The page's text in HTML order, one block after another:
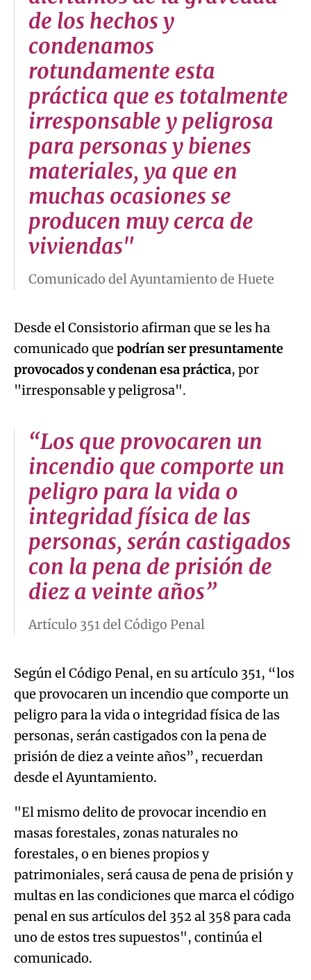
de los hechos y
condenamos
rotundamente esta
práctica que es totalmente
irresponsable y peligrosa
para personas y bienes
materiales, ya que en
muchas ocasiones se
producen muy cerca de
viviendas"
Comunicado del Ayuntamiento de Huete
Desde el Consistorio afirman que se les ha
comunicado que podrían ser presuntamente
provocados y condenan esa práctica, por
"irresponsable y peligrosa".
“Los que provocaren un
incendio que comporte un
peligro para la vida o
integridad física de las
personas, serán castigados
con la pena de prisión de
diez a veinte años”
Artículo 351 del Código Penal
Según el Código Penal, en su artículo 351, “los
que provocaren un incendio que comporte un
peligro para la vida o integridad física de las
personas, serán castigados con la pena de
prisión de diez a veinte años”, recuerdan
desde el Ayuntamiento.
"El mismo delito de provocar incendio en
masas forestales, zonas naturales no
forestales, o en bienes propios y
patrimoniales, será causa de pena de prisión y
multas en las condiciones que marca el código
penal en sus artículos del 352 al 358 para cada
uno de estos tres supuestos", continúa el
comunicado.